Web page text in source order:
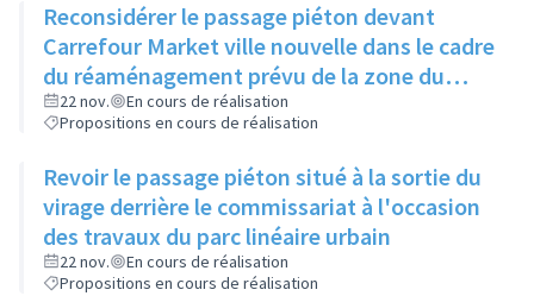
Reconsidérer le passage piéton devant
Carrefour Market ville nouvelle dans le cadre
du réaménagement prévu de la zone du
Bottet
22 nov.
En cours de réalisation
Propositions en cours de réalisation
Revoir le passage piéton situé à la sortie du
virage derrière le commissariat à l'occasion
des travaux du parc linéaire urbain
22 nov.
En cours de réalisation
Propositions en cours de réalisation